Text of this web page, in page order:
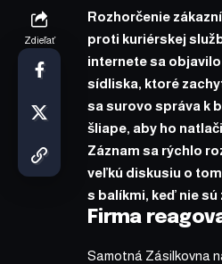
Zdieľať
Rozhorčenie
proti kuriérskej
internete sa
sídliska, ktoré
sa surovo správa k
šliape, aby ho
Záznam sa rýchlo
veľkú diskusiu o
s balíkmi, keď nie sú
Firma
Samotná Zásilkovna